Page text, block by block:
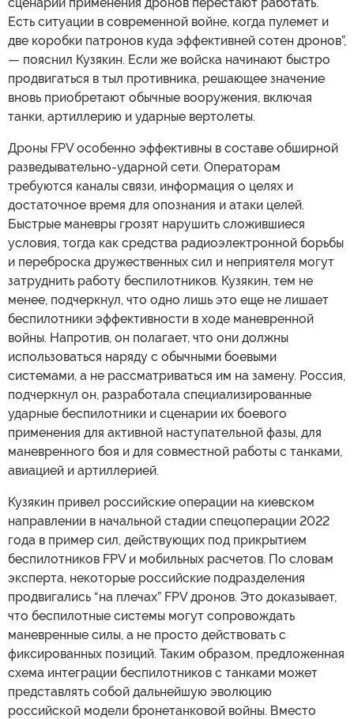
Есть ситуации в современной войне, когда пулемет и
две коробки патронов куда эффективней сотен дронов”,
— пояснил Кузякин. Если же войска начинают быстро
продвигаться в тыл противника, решающее значение
вновь приобретают обычные вооружения, включая
танки, артиллерию и ударные вертолеты.
Дроны FPV особенно эффективны в составе обширной
разведывательно-ударной сети. Операторам
требуются каналы связи, информация о целях и
достаточное время для опознания и атаки целей.
Быстрые маневры грозят нарушить сложившиеся
условия, тогда как средства радиоэлектронной борьбы
и переброска дружественных сил и неприятеля могут
затруднить работу беспилотников. Кузякин, тем не
менее, подчеркнул, что одно лишь это еще не лишает
беспилотники эффективности в ходе маневренной
войны. Напротив, он полагает, что они должны
использоваться наряду с обычными боевыми
системами, а не рассматриваться им на замену. Россия,
подчеркнул он, разработала специализированные
ударные беспилотники и сценарии их боевого
применения для активной наступательной фазы, для
маневренного боя и для совместной работы с танками,
авиацией и артиллерией.
Кузякин привел российские операции на киевском
направлении в начальной стадии спецоперации 2022
года в пример сил, действующих под прикрытием
беспилотников FPV и мобильных расчетов. По словам
эксперта, некоторые российские подразделения
продвигались “на плечах” FPV дронов. Это доказывает,
что беспилотные системы могут сопровождать
маневренные силы, а не просто действовать с
фиксированных позиций. Таким образом, предложенная
схема интеграции беспилотников с танками может
представлять собой дальнейшую эволюцию
российской модели бронетанковой войны. Вместо